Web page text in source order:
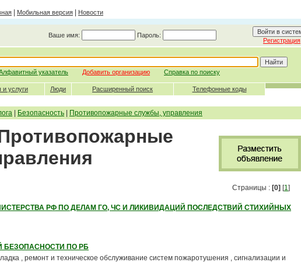
Мобильная версия Новости
Ваше имя: Пароль:
Регистрация
указатель Добавить организацию Справка по поиску
и услуги Люди Расширенный поиск Телефонные коды
Безопасность Противопожарные службы, управления
Страницы : [0] [1]
РФ ПО ДЕЛАМ ГО, ЧС И ЛИКИВИДАЦИЙ ПОСЛЕДСТВИЙ СТИХИЙНЫХ
ПО РБ
, ремонт и техническое обслуживание систем пожаротушения , сигнализации и